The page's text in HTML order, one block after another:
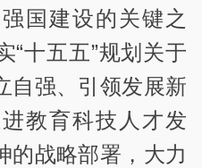
国建设的关键之
“十五五”规划关于
自强、引领发展新
教育科技人才发
的战略部署，大力